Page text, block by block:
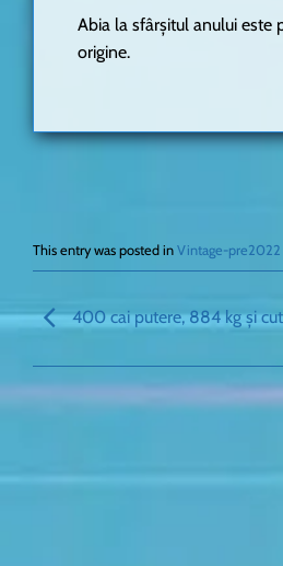
Abia la sfârșitul anului este
origine.
This entry was posted in Vintage-pre2022
400 cai putere, 884 kg și